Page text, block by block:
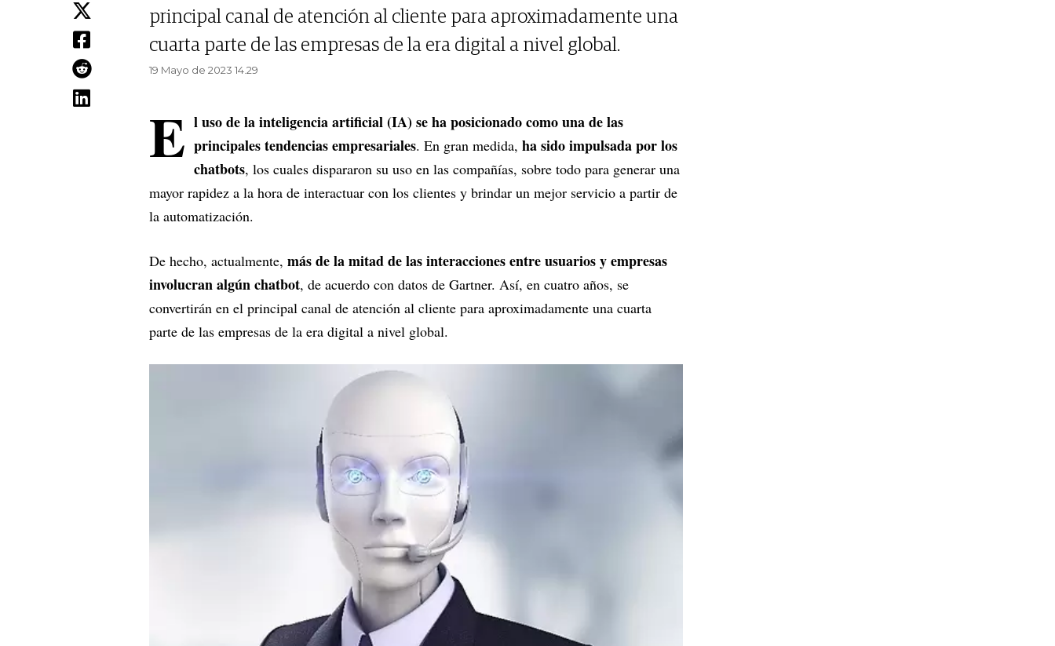
principal canal de atención al cliente para aproximadamente una
cuarta parte de las empresas de la era digital a nivel global.
19 Mayo de 2023 14.29
E l uso de la inteligencia artificial (IA) se ha posicionado como una de las
principales tendencias empresariales. En gran medida, ha sido impulsada por los
chatbots, los cuales dispararon su uso en las compañías, sobre todo para generar una
mayor rapidez a la hora de interactuar con los clientes y brindar un mejor servicio a partir de
la automatización.
De hecho, actualmente, más de la mitad de las interacciones entre usuarios y empresas
involucran algún chatbot, de acuerdo con datos de Gartner. Así, en cuatro años, se
convertirán en el principal canal de atención al cliente para aproximadamente una cuarta
parte de las empresas de la era digital a nivel global.